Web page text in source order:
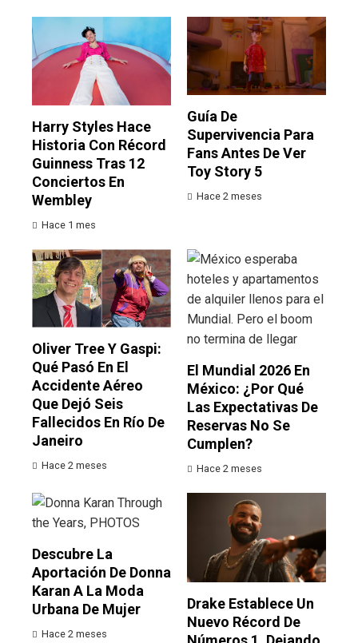
Harry Styles Hace
Historia Con Récord
Guinness Tras 12
Conciertos En
Wembley
Hace 1 mes
Guía De
Supervivencia Para
Fans Antes De Ver
Toy Story 5
Hace 2 meses
Oliver Tree Y Gaspi:
Qué Pasó En El
Accidente Aéreo
Que Dejó Seis
Fallecidos En Río De
Janeiro
Hace 2 meses
El Mundial 2026 En
México: ¿por Qué
Las Expectativas De
Reservas No Se
Cumplen?
Hace 2 meses
Descubre La
Aportación De Donna
Karan A La Moda
Urbana De Mujer
Hace 2 meses
Drake Establece Un
Nuevo Récord De